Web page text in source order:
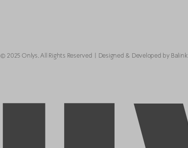
© 2025 Onlys. All Rights Reserved Designed & Developed by Balink